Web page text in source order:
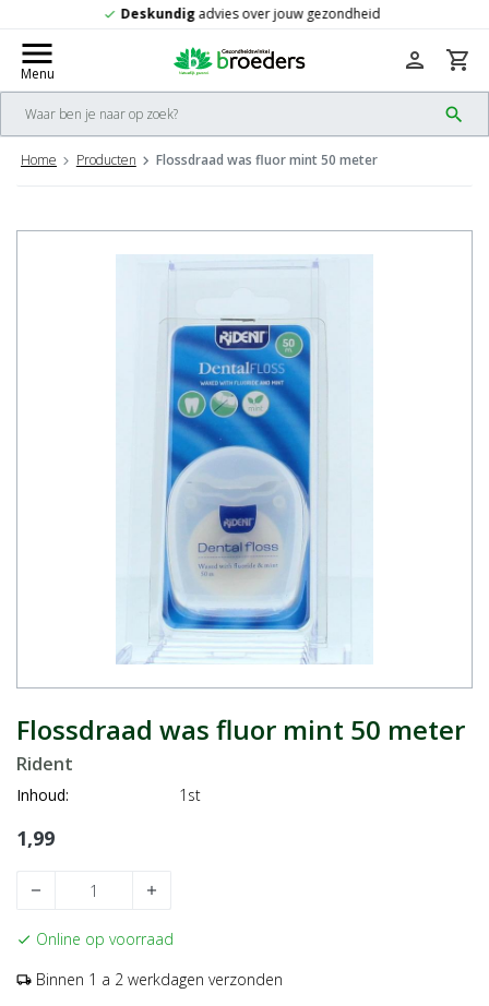
check Gratisverzending vanaf 50,-
menu
Menu
search
person shopping_cart
Home Producten Flossdraad was fluor mint 50 meter
Flossdraad was fluor mint 50 meter
Rident
Inhoud: 1st
1,99
remove add
check Online op voorraad
local_shipping Binnen 1 a 2 werkdagen verzonden